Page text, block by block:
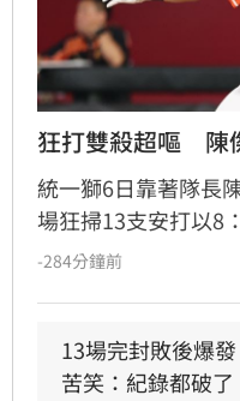
狂打雙殺超嘔　
統一獅6日靠著隊長
場狂掃13支安打以8
透露因為上週末自己
-284分鐘前
13場完封敗後爆
苦笑：紀錄都破了